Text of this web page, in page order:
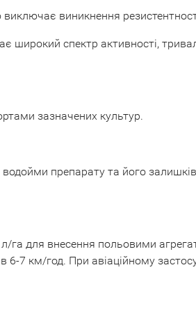
виникнення
спектр активності,
зазначених культур.
препарату та його
для внесення польовими
6-7 км/год. При авіаційному